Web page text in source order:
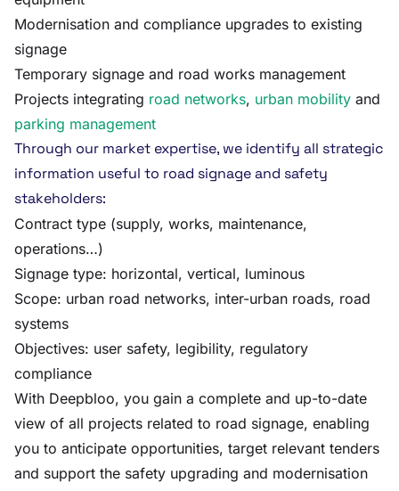
Modernisation and compliance upgrades to existing
signage
Temporary signage and road works management
Projects integrating road networks, urban mobility and
parking management
Through our market expertise, we identify all strategic
information useful to road signage and safety
stakeholders:
Contract type (supply, works, maintenance,
operations…)
Signage type: horizontal, vertical, luminous
Scope: urban road networks, inter-urban roads, road
systems
Objectives: user safety, legibility, regulatory
compliance
With Deepbloo, you gain a complete and up-to-date
view of all projects related to road signage, enabling
you to anticipate opportunities, target relevant tenders
and support the safety upgrading and modernisation